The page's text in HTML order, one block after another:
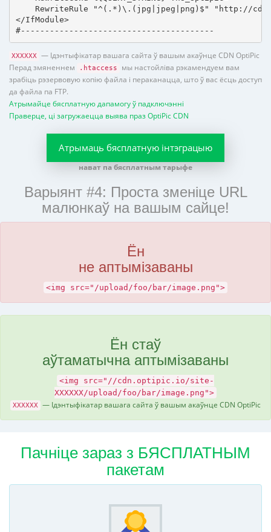
RewriteRule "^(.*)\.(jpg|jpeg|png)$" "http://
</IfModule>
#----------------------------------------
XXXXXX
— Ідэнтыфікатар вашага сайта ў вашым акаўнце CDN OptiPic
Перад змяненнем
.htaccess
мы настойліва рэкамендуем вам
зрабіць рэзервовую копію файла і пераканацца, што ў вас ёсць доступ
да файла па FTP.
Атрымайце бясплатную дапамогу ў падключэнні
Праверце, ці загружаецца выява праз OptiPic CDN
Атрымаць бясплатную інтэграцыю
нават па бясплатным тарыфе
Варыянт #4: Проста зменіце URL
малюнкаў на вашым сайце!
Ён
не аптымізаваны
<img src="/upload/foo/bar/image.png">
Ён стаў
аўтаматычна аптымізаваны
<img src="//cdn.optipic.io/site-
XXXXXX/upload/foo/bar/image.png">
XXXXXX — Ідэнтыфікатар вашага сайта ў вашым акаўнце CDN OptiPic
Пачніце зараз з БЯСПЛАТНЫМ
пакетам